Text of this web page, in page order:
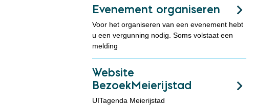
Evenement organiseren
Voor het organiseren van een evenement hebt
u een vergunning nodig. Soms volstaat een
melding
Website
BezoekMeierijstad
UITagenda Meierijstad